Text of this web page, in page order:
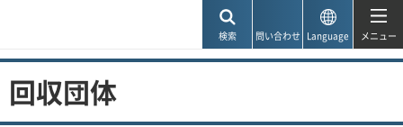
検索 問い合わせ Language メニュー
回収団体